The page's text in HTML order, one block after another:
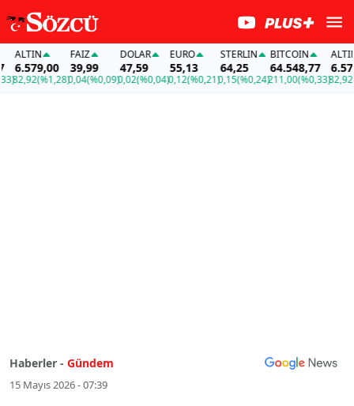
ALTIN
6.579,00
82,92(%1,28)
FAİZ
39,99
0,04(%0,09)
DOLAR
47,59
0,02(%0,04)
EURO
55,13
0,12(%0,21)
STERLIN
64,25
0,15(%0,24)
BITCOIN
64.548,77
211,00(%0,33)
ALTIN
82,92
Haberler - Gündem
15 Mayıs 2026 - 07:39